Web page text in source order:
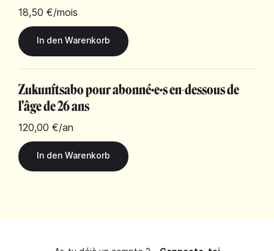
18,50 €/mois
Zukunftsabo pour abonné·e·s en-dessous de
l'âge de 26 ans
120,00 €/an